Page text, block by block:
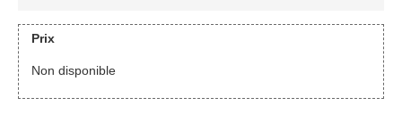
Prix
Non disponible